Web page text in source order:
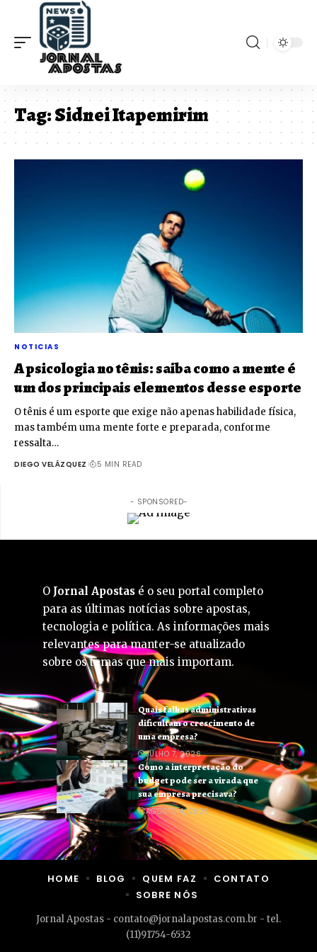
Tag:Sidnei Itapemirim
NOTICIAS
A psicologia no tênis: saiba como a mente é
um dos principais elementos desse esporte
O tênis é um esporte que exige não apenas habilidade física,
mas também uma mente forte e preparada, conforme
ressalta…
DIEGO VELÁZQUEZ 5 MIN READ
- SPONSORED-
O Jornal Apostas é o seu portal completo
para as últimas notícias sobre apostas,
tecnologia e política. As informações mais
relevantes para manter-se atualizado
sobre os temas que mais importam.
Quais falhas administrativas
dificultam o crescimento de
uma empresa?
JULHO 7, 2026
Como a interpretação do
budget pode ser a virada que
sua empresa precisava?
AGOSTO 4, 2026
Jornal Apostas - contato@jornalapostas.com.br - tel.
(11)91754-6532
HOME BLOG QUEM FAZ
CONTATO
SOBRE NÓS